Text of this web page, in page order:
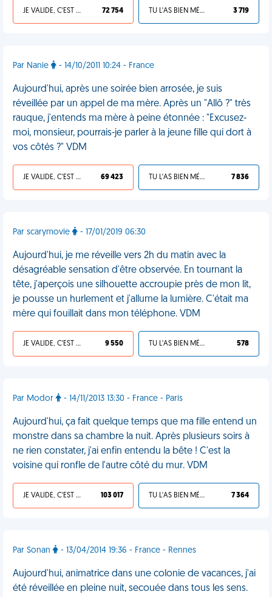
JE VALIDE, C'EST UNE VDM 72 754 TU L'AS BIEN MÉRITÉ 3 719
Par Nanie - 14/10/2011 10:24 - France
Aujourd'hui, après une soirée bien arrosée, je suis
réveillée par un appel de ma mère. Après un "Allô ?" très
rauque, j'entends ma mère à peine étonnée : "Excusez-
moi, monsieur, pourrais-je parler à la jeune fille qui dort à
vos côtés ?" VDM
JE VALIDE, C'EST UNE VDM 69 423 TU L'AS BIEN MÉRITÉ 7 836
Par scarymovie - 17/01/2019 06:30
Aujourd'hui, je me réveille vers 2h du matin avec la
désagréable sensation d'être observée. En tournant la
tête, j'aperçois une silhouette accroupie près de mon lit,
je pousse un hurlement et j'allume la lumière. C'était ma
mère qui fouillait dans mon téléphone. VDM
JE VALIDE, C'EST UNE VDM 9 550 TU L'AS BIEN MÉRITÉ 578
Par Modor - 14/11/2013 13:30 - France - Paris
Aujourd'hui, ça fait quelque temps que ma fille entend un
monstre dans sa chambre la nuit. Après plusieurs soirs à
ne rien constater, j'ai enfin entendu la bête ! C'est la
voisine qui ronfle de l'autre côté du mur. VDM
JE VALIDE, C'EST UNE VDM 103 017 TU L'AS BIEN MÉRITÉ 7 364
Par Sonan - 13/04/2014 19:36 - France - Rennes
Aujourd'hui, animatrice dans une colonie de vacances, j'ai
été réveillée en pleine nuit, secouée dans tous les sens.